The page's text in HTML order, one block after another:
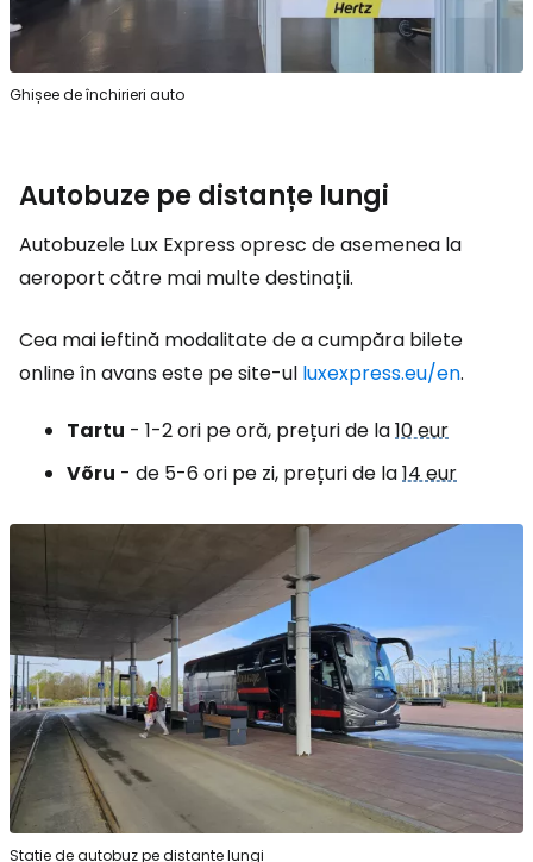
Ghișee de închirieri auto
Autobuze pe distanțe lungi
Autobuzele Lux Express opresc de asemenea la
aeroport către mai multe destinații.
Cea mai ieftină modalitate de a cumpăra bilete
online în avans este pe site-ul luxexpress.eu/en.
Tartu - 1-2 ori pe oră, prețuri de la10 eur
Võru - de 5-6 ori pe zi, prețuri de la14 eur
Stație de autobuz pe distanțe lungi